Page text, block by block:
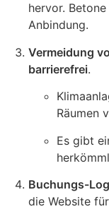
hervor.
Anbindung.
Vermeidung
barrierefrei.
Räumen
Es gibt
Buchungs-
die Website